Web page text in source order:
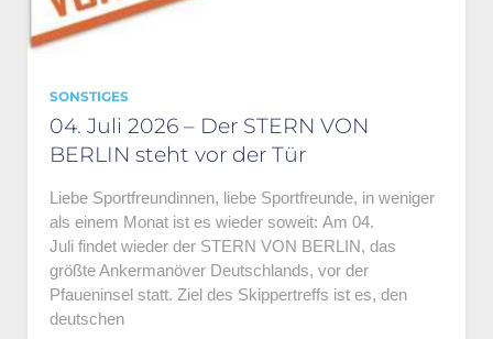
SONSTIGES
04. Juli 2026 – Der STERN VON
BERLIN steht vor der Tür
Liebe Sportfreundinnen, liebe Sportfreunde, in weniger
als einem Monat ist es wieder soweit: Am 04.
Juli findet wieder der STERN VON BERLIN, das
größte Ankermanöver Deutschlands, vor der
Pfaueninsel statt. Ziel des Skippertreffs ist es, den
deutschen